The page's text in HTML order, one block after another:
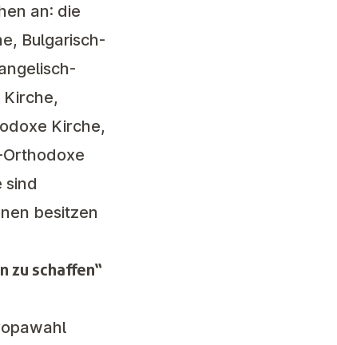
an: die
Bulgarisch-
Kirche,
sind
besitzen
zu schaffen“